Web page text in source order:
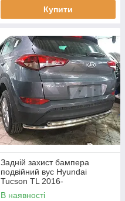
Купити
Задній захист бампера
подвійний вус Hyundai
Tucson TL 2016-
В наявності